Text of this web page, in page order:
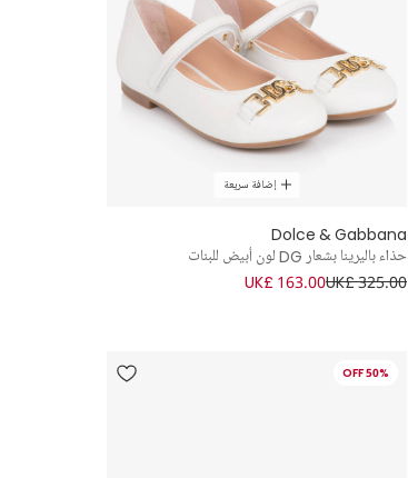
إضافة سريعة
Dolce & Gabbana
حذاء باليرينا بشعار DG لون أبيض للبنات
UK£ 325.00
UK£ 163.00
50% OFF